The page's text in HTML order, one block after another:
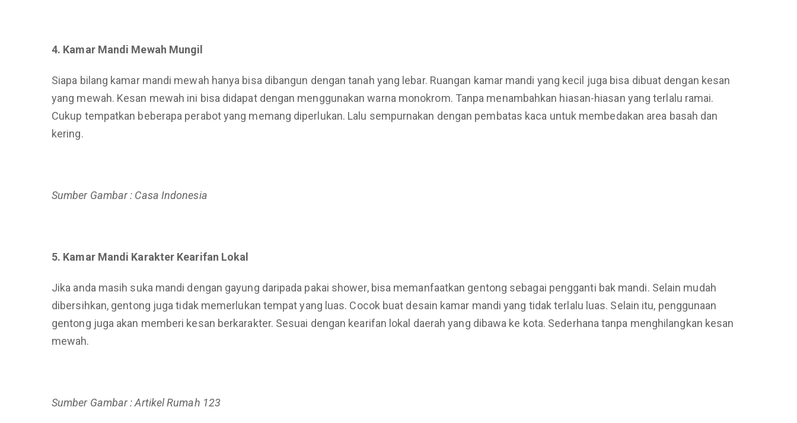
4. Kamar Mandi Mewah Mungil
Siapa bilang kamar mandi mewah hanya bisa dibangun dengan tanah yang lebar. Ruangan kamar mandi yang kecil juga bisa dibuat dengan kesan
yang mewah. Kesan mewah ini bisa didapat dengan menggunakan warna monokrom. Tanpa menambahkan hiasan-hiasan yang terlalu ramai.
Cukup tempatkan beberapa perabot yang memang diperlukan. Lalu sempurnakan dengan pembatas kaca untuk membedakan area basah dan
kering.
Sumber Gambar : Casa Indonesia
5. Kamar Mandi Karakter Kearifan Lokal
Jika anda masih suka mandi dengan gayung daripada pakai shower, bisa memanfaatkan gentong sebagai pengganti bak mandi. Selain mudah
dibersihkan, gentong juga tidak memerlukan tempat yang luas. Cocok buat desain kamar mandi yang tidak terlalu luas. Selain itu, penggunaan
gentong juga akan memberi kesan berkarakter. Sesuai dengan kearifan lokal daerah yang dibawa ke kota. Sederhana tanpa menghilangkan kesan
mewah.
Sumber Gambar : Artikel Rumah 123